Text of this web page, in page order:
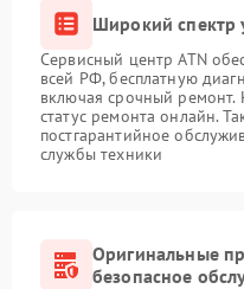
Широкий спектр
Сервисный центр ATN
всей РФ, бесплатную
включая срочный ремонт.
статус ремонта онлайн.
постгарантийное
службы техники
Оригинальные
безопасное